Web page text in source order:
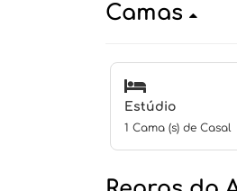
Camas
Estúdio
1 Cama (s) de Casal